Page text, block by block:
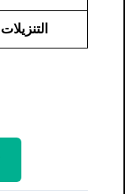
التنزيلات